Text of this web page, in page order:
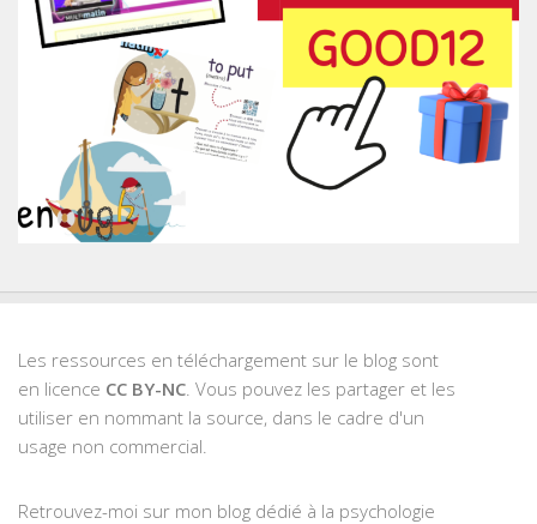
Les ressources en téléchargement sur le blog sont
en licence CC BY-NC . Vous pouvez les partager et les
utiliser en nommant la source, dans le cadre d'un
usage non commercial.
Retrouvez-moi sur mon blog dédié à la psychologie